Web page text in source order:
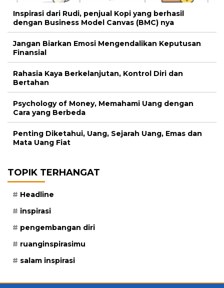
Inspirasi dari Rudi, penjual Kopi yang berhasil
dengan Business Model Canvas (BMC) nya
Jangan Biarkan Emosi Mengendalikan Keputusan
Finansial
Rahasia Kaya Berkelanjutan, Kontrol Diri dan
Bertahan
Psychology of Money, Memahami Uang dengan
Cara yang Berbeda
Penting Diketahui, Uang, Sejarah Uang, Emas dan
Mata Uang Fiat
TOPIK TERHANGAT
Headline
inspirasi
pengembangan diri
ruanginspirasimu
salam inspirasi